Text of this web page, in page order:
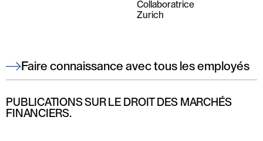
Collaboratrice
Zurich
Faire connaissance avec tous les employés
PUBLICATIONS SUR LE DROIT DES MARCHÉS
FINANCIERS.